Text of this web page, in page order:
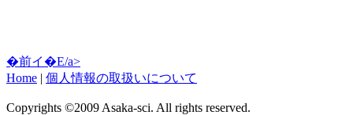
�前イ�E/a>
Home | 個人情報の取扱いについて
Copyrights ©2009 Asaka-sci. All rights reserved.